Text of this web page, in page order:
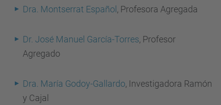
Dra. Montserrat Español , Profesora Agregada
Dr. José Manuel García-Torres, Profesor
Agregado
Dra. María Godoy-Gallardo, Investigadora Ramón
y Cajal